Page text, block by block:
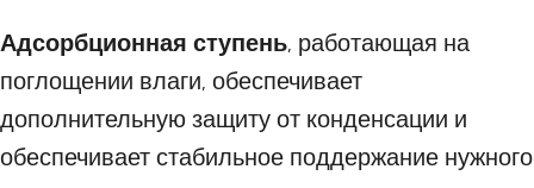
Адсорбционная ступень, работающая на
поглощении влаги, обеспечивает
дополнительную защиту от конденсации и
обеспечивает стабильное поддержание нужного